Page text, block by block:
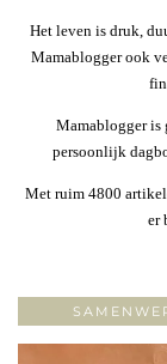
Het leven is druk,
Mamablogger ook
Mamablogger is
persoonlijk
Met ruim 4800
er